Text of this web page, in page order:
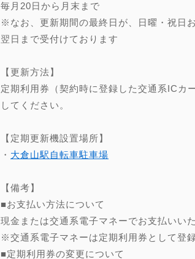
毎月20日から月末まで
※なお、更新期間の最終日が、日曜・祝日
翌日まで受付けております
【更新方法】
定期利用券（契約時に登録した交通系ICカ
してください。
【定期更新機設置場所】
・ 大倉山駅自転車駐車場
【備考】
■お支払い方法について
現金または交通系電子マネーでお支払いい
※交通系電子マネーは定期利用券として登
■定期利用券の変更について